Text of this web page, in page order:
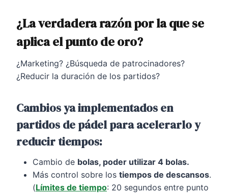
¿La verdadera razón por la que se
aplica el punto de oro?
¿Marketing? ¿Búsqueda de patrocinadores?
¿Reducir la duración de los partidos?
Cambios ya implementados en
partidos de pádel para acelerarlo y
reducir tiempos:
Cambio de bolas, poder utilizar 4 bolas.
Más control sobre los tiempos de descansos.
(Límites de tiempo: 20 segundos entre punto